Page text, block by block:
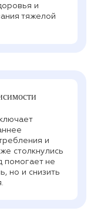
и
тяжелой
и
столкнулись
помогает не
но и снизить